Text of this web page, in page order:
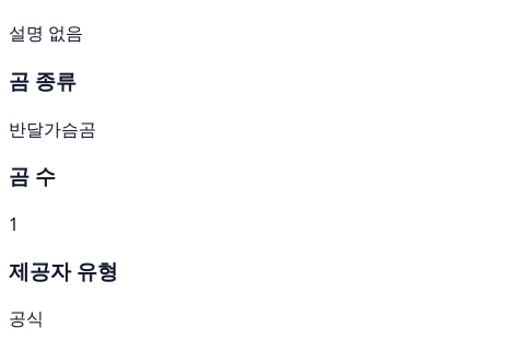
설명 없음
곰 종류
반달가슴곰
곰 수
1
제공자 유형
공식